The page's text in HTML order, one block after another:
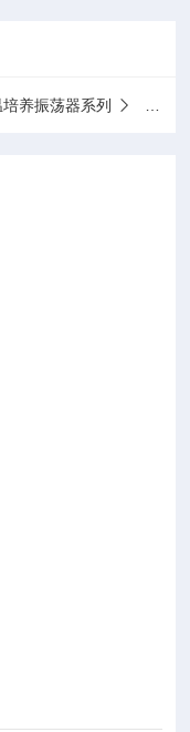
养振荡器系列
的生物、化学反应、